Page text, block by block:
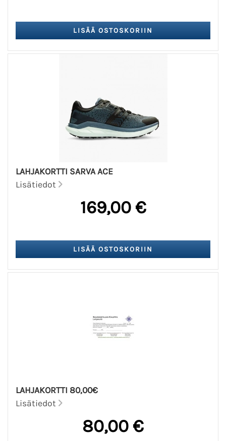
LAHJAKORTTI SARVA ACE
Lisätiedot
169,00 €
LAHJAKORTTI 80,00€
Lisätiedot
80,00 €